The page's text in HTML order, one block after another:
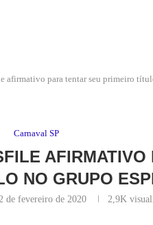
afirmativo para tentar seu primeiro
Carnaval SP
AFIRMATIVO
NO GRUPO
de fevereiro de 2020 2,9K